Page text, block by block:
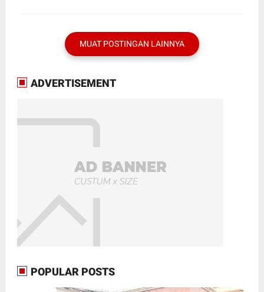
MUAT POSTINGAN LAINNYA
ADVERTISEMENT
POPULAR POSTS